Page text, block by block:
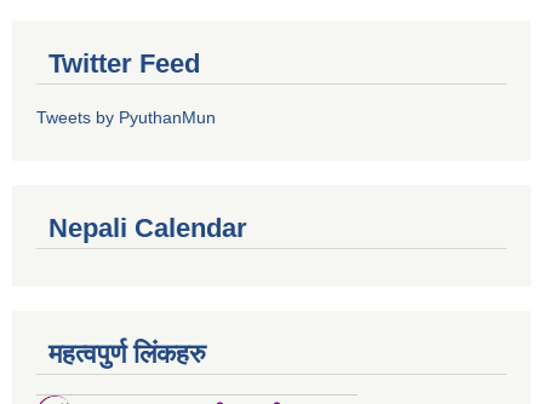
Twitter Feed
Tweets by PyuthanMun
Nepali Calendar
महत्वपुर्ण लिंकहरु